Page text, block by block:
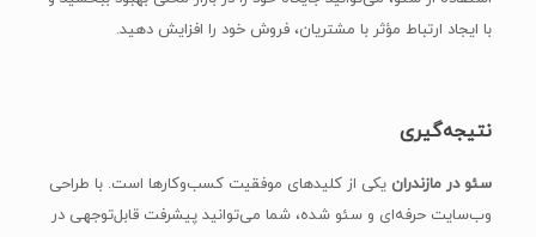
با ایجاد ارتباط مؤثر با مشتریان، فروش خود را افزایش دهید.
نتیجه‌گیری
سئو در مازندران یکی از کلیدهای موفقیت کسب‌وکارها است. با طراحی
وب‌سایت حرفه‌ای و سئو شده، شما می‌توانید پیشرفت قابل‌توجهی در